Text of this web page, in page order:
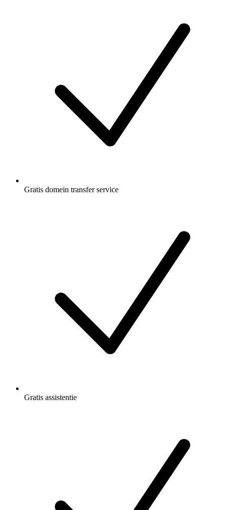
Gratis domein transfer service
Gratis assistentie